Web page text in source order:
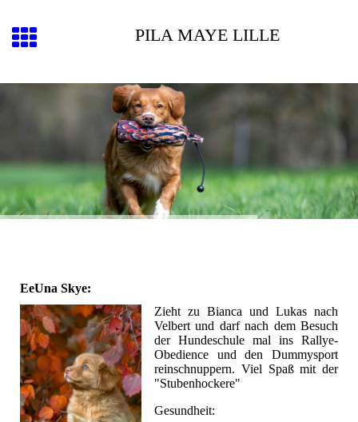
PILA MAYE LILLE
EeUna Skye:
Zieht zu Bianca und Lukas nach
Velbert und darf nach dem Besuch
der Hundeschule mal ins Rallye-
Obedience und den Dummysport
reinschnuppern. Viel Spaß mit der
"Stubenhockere"
Gesundheit: